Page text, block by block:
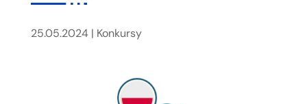
25.05.2024| Konkursy